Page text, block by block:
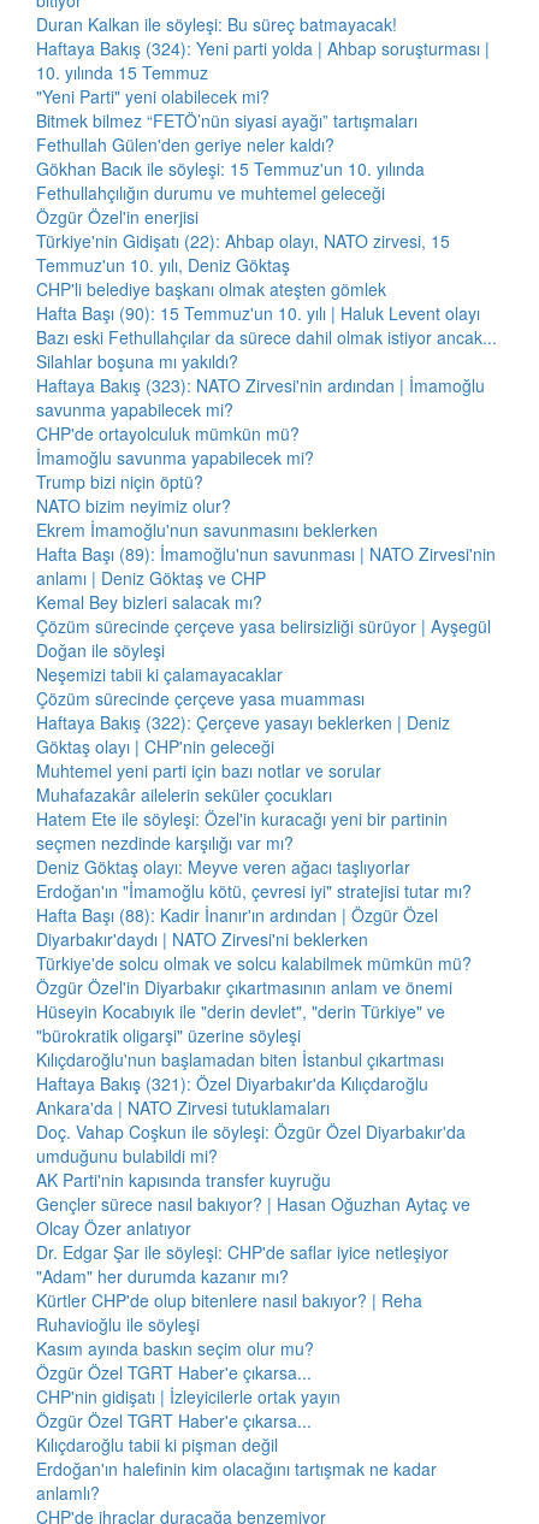
Duran Kalkan ile söyleşi: Bu süreç batmayacak!
Haftaya Bakış (324): Yeni parti yolda | Ahbap soruşturması |
10. yılında 15 Temmuz
"Yeni Parti" yeni olabilecek mi?
Bitmek bilmez “FETÖ’nün siyasi ayağı” tartışmaları
Fethullah Gülen'den geriye neler kaldı?
Gökhan Bacık ile söyleşi: 15 Temmuz'un 10. yılında
Fethullahçılığın durumu ve muhtemel geleceği
Özgür Özel'in enerjisi
Türkiye'nin Gidişatı (22): Ahbap olayı, NATO zirvesi, 15
Temmuz'un 10. yılı, Deniz Göktaş
CHP'li belediye başkanı olmak ateşten gömlek
Hafta Başı (90): 15 Temmuz'un 10. yılı | Haluk Levent olayı
Bazı eski Fethullahçılar da sürece dahil olmak istiyor ancak...
Silahlar boşuna mı yakıldı?
Haftaya Bakış (323): NATO Zirvesi'nin ardından | İmamoğlu
savunma yapabilecek mi?
CHP'de ortayolculuk mümkün mü?
İmamoğlu savunma yapabilecek mi?
Trump bizi niçin öptü?
NATO bizim neyimiz olur?
Ekrem İmamoğlu'nun savunmasını beklerken
Hafta Başı (89): İmamoğlu'nun savunması | NATO Zirvesi'nin
anlamı | Deniz Göktaş ve CHP
Kemal Bey bizleri salacak mı?
Çözüm sürecinde çerçeve yasa belirsizliği sürüyor | Ayşegül
Doğan ile söyleşi
Neşemizi tabii ki çalamayacaklar
Çözüm sürecinde çerçeve yasa muamması
Haftaya Bakış (322): Çerçeve yasayı beklerken | Deniz
Göktaş olayı | CHP'nin geleceği
Muhtemel yeni parti için bazı notlar ve sorular
Muhafazakâr ailelerin seküler çocukları
Hatem Ete ile söyleşi: Özel'in kuracağı yeni bir partinin
seçmen nezdinde karşılığı var mı?
Deniz Göktaş olayı: Meyve veren ağacı taşlıyorlar
Erdoğan'ın "İmamoğlu kötü, çevresi iyi" stratejisi tutar mı?
Hafta Başı (88): Kadir İnanır'ın ardından | Özgür Özel
Diyarbakır'daydı | NATO Zirvesi'ni beklerken
Türkiye'de solcu olmak ve solcu kalabilmek mümkün mü?
Özgür Özel'in Diyarbakır çıkartmasının anlam ve önemi
Hüseyin Kocabıyık ile "derin devlet", "derin Türkiye" ve
"bürokratik oligarşi" üzerine söyleşi
Kılıçdaroğlu'nun başlamadan biten İstanbul çıkartması
Haftaya Bakış (321): Özel Diyarbakır'da Kılıçdaroğlu
Ankara'da | NATO Zirvesi tutuklamaları
Doç. Vahap Coşkun ile söyleşi: Özgür Özel Diyarbakır'da
umduğunu bulabildi mi?
AK Parti'nin kapısında transfer kuyruğu
Gençler sürece nasıl bakıyor? | Hasan Oğuzhan Aytaç ve
Olcay Özer anlatıyor
Dr. Edgar Şar ile söyleşi: CHP'de saflar iyice netleşiyor
"Adam" her durumda kazanır mı?
Kürtler CHP'de olup bitenlere nasıl bakıyor? | Reha
Ruhavioğlu ile söyleşi
Kasım ayında baskın seçim olur mu?
Özgür Özel TGRT Haber'e çıkarsa...
CHP'nin gidişatı | İzleyicilerle ortak yayın
Özgür Özel TGRT Haber'e çıkarsa...
Kılıçdaroğlu tabii ki pişman değil
Erdoğan'ın halefinin kim olacağını tartışmak ne kadar
anlamlı?
CHP'de ihraçlar duracağa benzemiyor